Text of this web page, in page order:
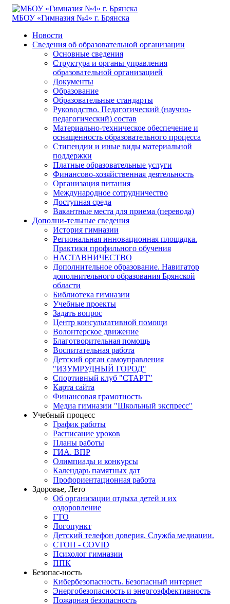
МБОУ «Гимназия №4» г. Брянска
Новости
Сведения об образовательной организации
Основные сведения
Структура и органы управления
образовательной организацией
Документы
Образование
Образовательные стандарты
Руководство. Педагогический (научно-
педагогический) состав
Материально-техническое обеспечение и
оснащенность образовательного процесса
Стипендии и иные виды материальной
поддержки
Платные образовательные услуги
Финансово-хозяйственная деятельность
Организация питания
Международное сотрудничество
Доступная среда
Вакантные места для приема (перевода)
Дополни-тельные сведения
История гимназии
Региональная инновационная площадка.
Практики профильного обучения
НАСТАВНИЧЕСТВО
Дополнительное образование. Навигатор
дополнительного образования Брянской
области
Библиотека гимназии
Учебные проекты
Задать вопрос
Центр консультативной помощи
Волонтерское движение
Благотворительная помощь
Воспитательная работа
Детский орган самоуправления
"ИЗУМРУДНЫЙ ГОРОД"
Спортивный клуб "СТАРТ"
Карта сайта
Финансовая грамотность
Медиа гимназии "Школьный экспресс"
Учебный процесс
График работы
Расписание уроков
Планы работы
ГИА. ВПР
Олимпиады и конкурсы
Календарь памятных дат
Профориентационная работа
Здоровье, Лето
Об организации отдыха детей и их
оздоровление
ГТО
Логопункт
Детский телефон доверия. Служба медиации.
СТОП - COVID
Психолог гимназии
ППК
Безопас-ность
Кибербезопасность. Безопасный интернет
Энергобезопасность и энергоэффективность
Пожарная безопасность